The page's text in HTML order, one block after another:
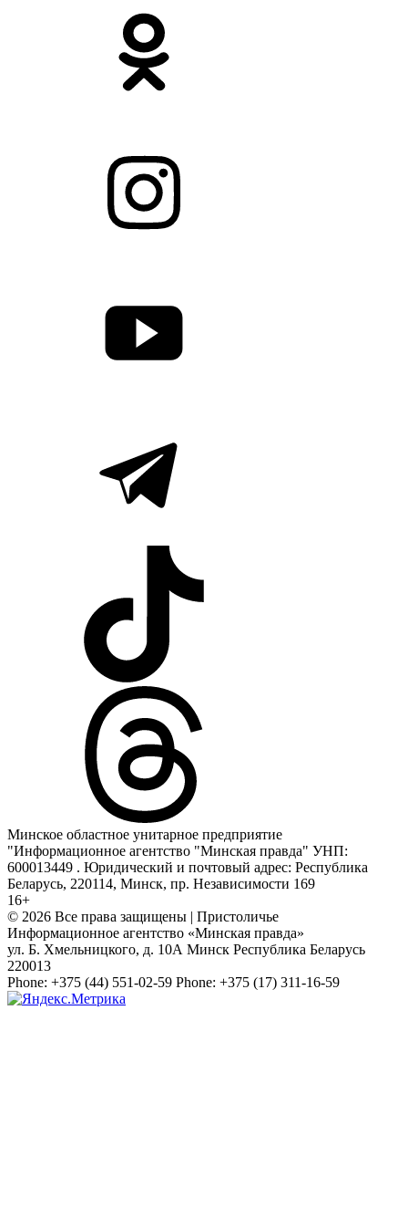
Минское областное унитарное предприятие
"Информационное агентство "Минская правда" УНП:
600013449 . Юридический и почтовый адрес: Республика
Беларусь, 220114, Минск, пр. Независимости 169
16+
© 2026 Все права защищены | Пристоличье
Информационное агентство «Минская правда»
ул. Б. Хмельницкого, д. 10А Минск Республика Беларусь
220013
Phone: +375 (44) 551-02-59 Phone: +375 (17) 311-16-59